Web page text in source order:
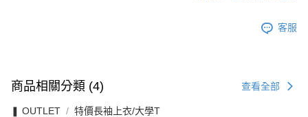
客服
商品相關分類 (4) 查看全部
❚ OUTLET 特價長袖上衣/大學T